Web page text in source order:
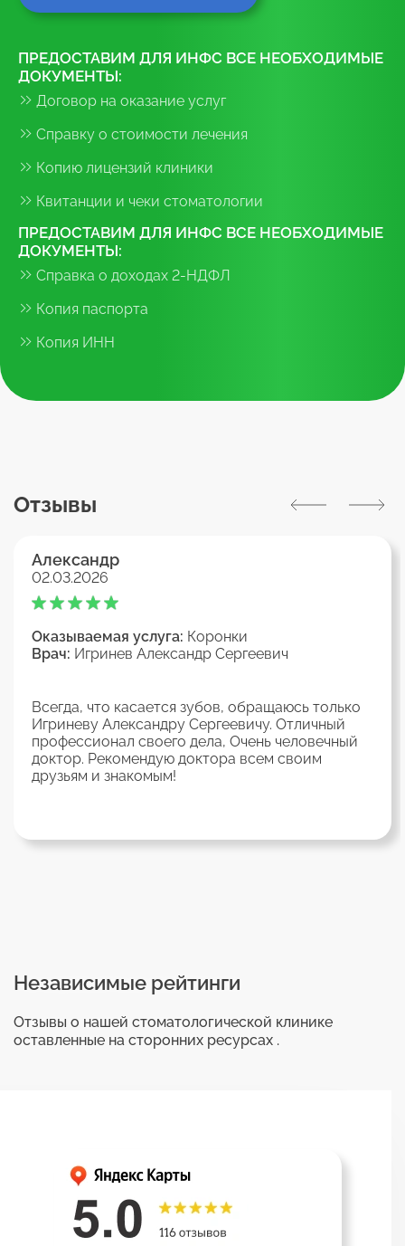
ПРЕДОСТАВИМ ДЛЯ ИНФС ВСЕ НЕОБХОДИМЫЕ
ДОКУМЕНТЫ:
Договор на оказание услуг
Справку о стоимости лечения
Копию лицензий клиники
Квитанции и чеки стоматологии
ПРЕДОСТАВИМ ДЛЯ ИНФС ВСЕ НЕОБХОДИМЫЕ
ДОКУМЕНТЫ:
Справка о доходах 2-НДФЛ
Копия паспорта
Копия ИНН
Отзывы
Александр
02.03.2026
Оказываемая услуга: Коронки
Врач: Игринев Александр Сергеевич
Всегда, что касается зубов, обращаюсь только
Игриневу Александру Сергеевичу. Отличный
профессионал своего дела, Очень человечный
доктор. Рекомендую доктора всем своим
друзьям и знакомым!
Независимые рейтинги
Отзывы о нашей стоматологической клинике
оставленные на сторонних ресурсах .